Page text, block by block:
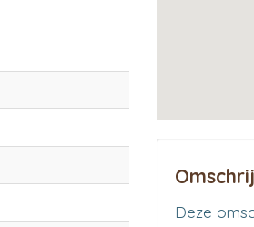
Deze